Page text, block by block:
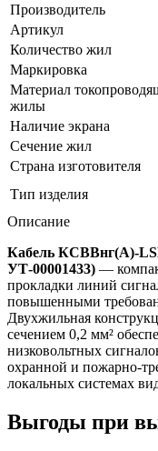
Производитель
Артикул
Количество жил
Маркировка
Материал
жилы
Наличие экрана
Сечение жил
Страна изготовителя
Тип изделия
Описание
Кабель КСВВнг(А)-
УТ-00001433) —
прокладки линий
повышенными
Двухжильная
сечением 0,2 мм²
низковольтных
охранной и пожарно-
локальных системах
Выгоды при